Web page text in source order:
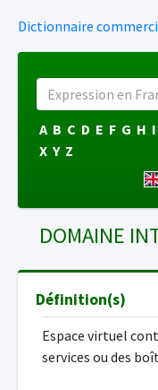
Dictionnaire
A B C D E F G H I
X Y Z
DOMAINE
Définition(s)
Espace virtuel
services ou des